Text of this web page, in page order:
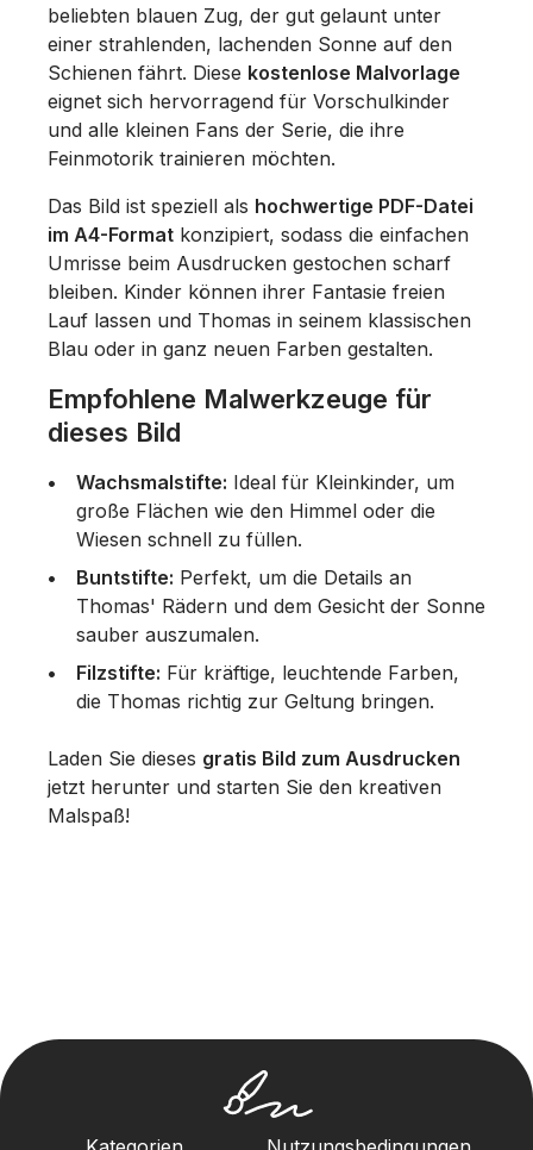
beliebten blauen Zug, der gut gelaunt unter
einer strahlenden, lachenden Sonne auf den
Schienen fährt. Diese kostenlose Malvorlage
eignet sich hervorragend für Vorschulkinder
und alle kleinen Fans der Serie, die ihre
Feinmotorik trainieren möchten.
Das Bild ist speziell als hochwertige PDF-Datei
im A4-Format konzipiert, sodass die einfachen
Umrisse beim Ausdrucken gestochen scharf
bleiben. Kinder können ihrer Fantasie freien
Lauf lassen und Thomas in seinem klassischen
Blau oder in ganz neuen Farben gestalten.
Empfohlene Malwerkzeuge für
dieses Bild
Wachsmalstifte: Ideal für Kleinkinder, um
große Flächen wie den Himmel oder die
Wiesen schnell zu füllen.
Buntstifte: Perfekt, um die Details an
Thomas' Rädern und dem Gesicht der Sonne
sauber auszumalen.
Filzstifte: Für kräftige, leuchtende Farben,
die Thomas richtig zur Geltung bringen.
Laden Sie dieses gratis Bild zum Ausdrucken
jetzt herunter und starten Sie den kreativen
Malspaß!